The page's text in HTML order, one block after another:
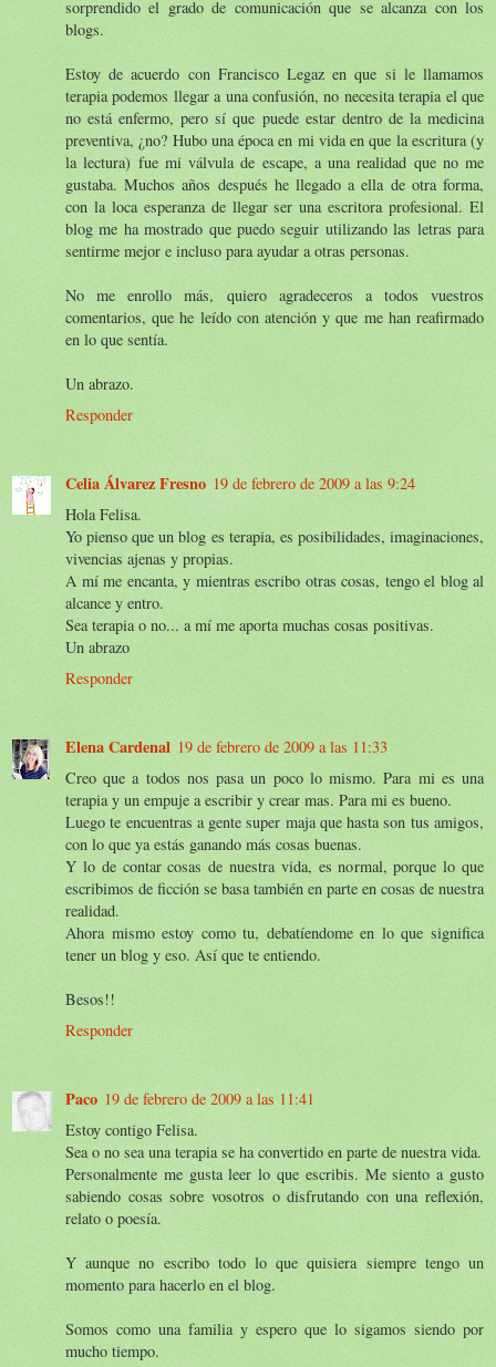
sorprendido el grado de comunicación que se alcanza con los
blogs.
Estoy de acuerdo con Francisco Legaz en que si le llamamos
terapia podemos llegar a una confusión, no necesita terapia el que
no está enfermo, pero sí que puede estar dentro de la medicina
preventiva, ¿no? Hubo una época en mi vida en que la escritura (y
la lectura) fue mi válvula de escape, a una realidad que no me
gustaba. Muchos años después he llegado a ella de otra forma,
con la loca esperanza de llegar ser una escritora profesional. El
blog me ha mostrado que puedo seguir utilizando las letras para
sentirme mejor e incluso para ayudar a otras personas.
No me enrollo más, quiero agradeceros a todos vuestros
comentarios, que he leído con atención y que me han reafirmado
en lo que sentía.
Un abrazo.
Responder
Celia Álvarez Fresno 19 de febrero de 2009 a las 9:24
Hola Felisa.
Yo pienso que un blog es terapia, es posibilidades, imaginaciones,
vivencias ajenas y propias.
A mí me encanta, y mientras escribo otras cosas, tengo el blog al
alcance y entro.
Sea terapia o no... a mí me aporta muchas cosas positivas.
Un abrazo
Responder
Elena Cardenal 19 de febrero de 2009 a las 11:33
Creo que a todos nos pasa un poco lo mismo. Para mi es una
terapia y un empuje a escribir y crear mas. Para mi es bueno.
Luego te encuentras a gente super maja que hasta son tus amigos,
con lo que ya estás ganando más cosas buenas.
Y lo de contar cosas de nuestra vida, es normal, porque lo que
escribimos de ficción se basa también en parte en cosas de nuestra
realidad.
Ahora mismo estoy como tu, debatíendome en lo que significa
tener un blog y eso. Así que te entiendo.
Besos!!
Responder
Paco 19 de febrero de 2009 a las 11:41
Estoy contigo Felisa.
Sea o no sea una terapia se ha convertido en parte de nuestra vida.
Personalmente me gusta leer lo que escribis. Me siento a gusto
sabiendo cosas sobre vosotros o disfrutando con una reflexión,
relato o poesía.
Y aunque no escribo todo lo que quisiera siempre tengo un
momento para hacerlo en el blog.
Somos como una familia y espero que lo sigamos siendo por
mucho tiempo.